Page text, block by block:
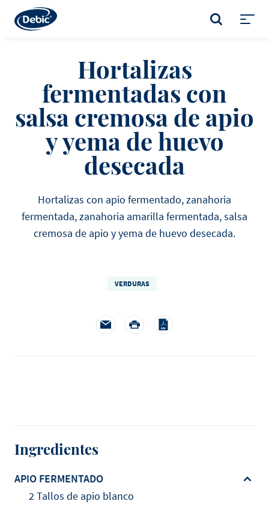
main
BUSCAR
Hortalizas
fermentadas con
salsa cremosa de apio
y yema de huevo
desecada
Hortalizas con apio fermentado, zanahoria
fermentada, zanahoria amarilla fermentada, salsa
cremosa de apio y yema de huevo desecada.
VERDURAS
Ingredientes
APIO FERMENTADO
2 Tallos de apio blanco